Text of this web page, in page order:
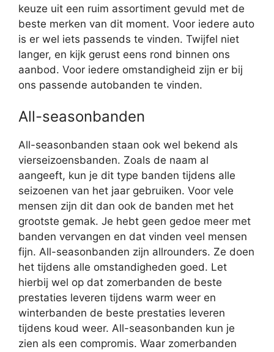
keuze uit een ruim assortiment gevuld met de
beste merken van dit moment. Voor iedere auto
is er wel iets passends te vinden. Twijfel niet
langer, en kijk gerust eens rond binnen ons
aanbod. Voor iedere omstandigheid zijn er bij
ons passende autobanden te vinden.
All-seasonbanden
All-seasonbanden staan ook wel bekend als
vierseizoensbanden. Zoals de naam al
aangeeft, kun je dit type banden tijdens alle
seizoenen van het jaar gebruiken. Voor vele
mensen zijn dit dan ook de banden met het
grootste gemak. Je hebt geen gedoe meer met
banden vervangen en dat vinden veel mensen
fijn. All-seasonbanden zijn allrounders. Ze doen
het tijdens alle omstandigheden goed. Let
hierbij wel op dat zomerbanden de beste
prestaties leveren tijdens warm weer en
winterbanden de beste prestaties leveren
tijdens koud weer. All-seasonbanden kun je
zien als een compromis. Waar zomerbanden